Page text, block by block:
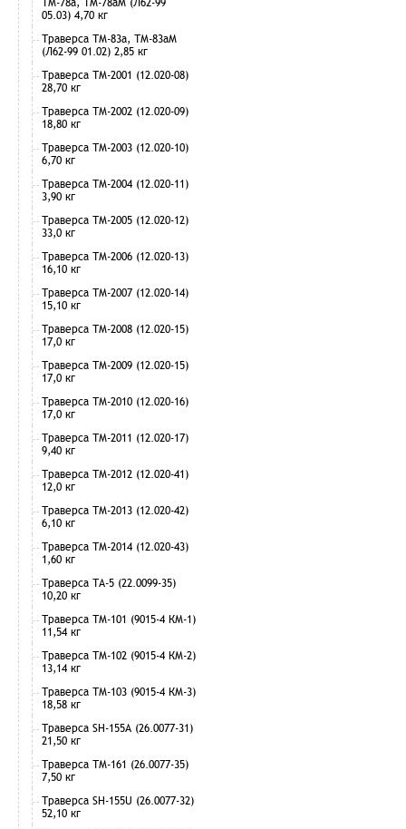
05.03) 4,70 кг
Траверса ТМ-83а, ТМ-83аМ
(Л62-99 01.02) 2,85 кг
Траверса ТМ-2001 (12.020-08)
28,70 кг
Траверса ТМ-2002 (12.020-09)
18,80 кг
Траверса ТМ-2003 (12.020-10)
6,70 кг
Траверса ТМ-2004 (12.020-11)
3,90 кг
Траверса ТМ-2005 (12.020-12)
33,0 кг
Траверса ТМ-2006 (12.020-13)
16,10 кг
Траверса ТМ-2007 (12.020-14)
15,10 кг
Траверса ТМ-2008 (12.020-15)
17,0 кг
Траверса ТМ-2009 (12.020-15)
17,0 кг
Траверса ТМ-2010 (12.020-16)
17,0 кг
Траверса ТМ-2011 (12.020-17)
9,40 кг
Траверса ТМ-2012 (12.020-41)
12,0 кг
Траверса ТМ-2013 (12.020-42)
6,10 кг
Траверса ТМ-2014 (12.020-43)
1,60 кг
Траверса ТА-5 (22.0099-35)
10,20 кг
Траверса ТМ-101 (9015-4 КМ-1)
11,54 кг
Траверса ТМ-102 (9015-4 КМ-2)
13,14 кг
Траверса ТМ-103 (9015-4 КМ-3)
18,58 кг
Траверса SH-155А (26.0077-31)
21,50 кг
Траверса ТМ-161 (26.0077-35)
7,50 кг
Траверса SH-155U (26.0077-32)
52,10 кг